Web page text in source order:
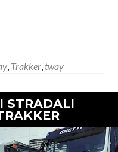
Trakker tway
STRADALI